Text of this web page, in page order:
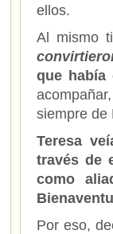
ellos.
Al mismo
que había
siempre de
Teresa
través de
como
Por eso,